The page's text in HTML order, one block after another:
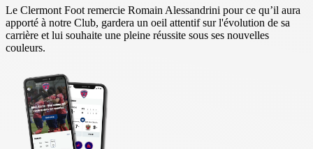
Le Clermont Foot remercie Romain Alessandrini pour ce qu’il aura
apporté à notre Club, gardera un oeil attentif sur l'évolution de sa
carrière et lui souhaite une pleine réussite sous ses nouvelles
couleurs.